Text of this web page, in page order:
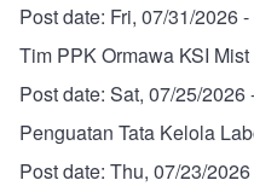
Post date: Fri, 07/31/2026
Tim PPK Ormawa KSI
Post date: Sat, 07/25/2026
Penguatan Tata Kelola
Post date: Thu, 07/23/